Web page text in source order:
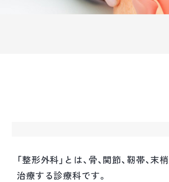
「整形外科」とは、骨、関節、靭帯、
治療する診療科です。